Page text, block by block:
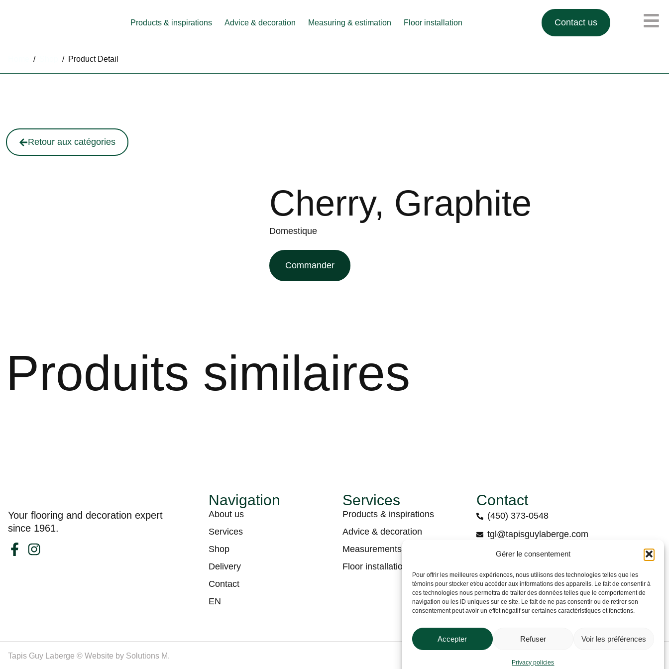
Gérer le consentement
Pour offrir les meilleures expériences, nous utilisons des technologies telles que les
témoins pour stocker et/ou accéder aux informations des appareils. Le fait de consentir à
ces technologies nous permettra de traiter des données telles que le comportement de
navigation ou les ID uniques sur ce site. Le fait de ne pas consentir ou de retirer son
consentement peut avoir un effet négatif sur certaines caractéristiques et fonctions.
Accepter Refuser Voir les préférences
Privacy policies
Products & inspirations Advice & decoration Measuring & estimation Floor installation Contact us
/ / Product Detail
Retour aux catégories
Cherry, Graphite
Domestique
Commander
Produits similaires
Your flooring and decoration expert
since 1961.
Navigation
About us
Services
Shop
Delivery
Contact
EN
Services
Products & inspirations
Advice & decoration
Measurements & estimation
Floor installation
Contact
(450) 373-0548
tgl@tapisguylaberge.com
3275 Bd Monseigneur-Langlois, Salaberry-
Tapis Guy Laberge © Website by Solutions M.